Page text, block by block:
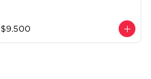
de la casa de regalo a elección y una
Bebida de 350 cc a elección.
$9.500